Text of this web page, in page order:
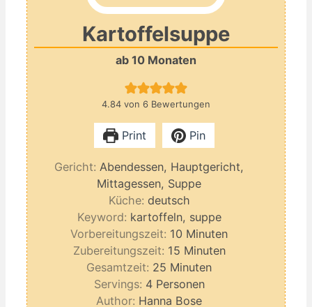
Kartoffelsuppe
ab 10 Monaten
4.84 von 6 Bewertungen
Print Pin
Gericht:Abendessen, Hauptgericht,
Mittagessen, Suppe
Küche: deutsch
Keyword: kartoffeln, suppe
Vorbereitungszeit: 10 Minuten
Minuten
Zubereitungszeit: 15Minuten
Minuten
Gesamtzeit: 25 Minuten
Minuten
Servings: 4 Personen
Author: Hanna Bose